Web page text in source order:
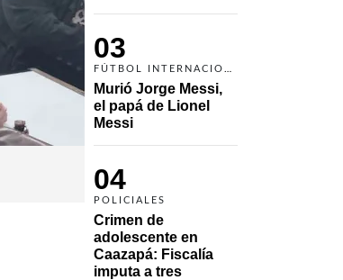
03
Murió Jorge Messi,
el papá de Lionel
Messi
04
POLICIALES
Crimen de
adolescente en
Caazapá: Fiscalía
imputa a tres